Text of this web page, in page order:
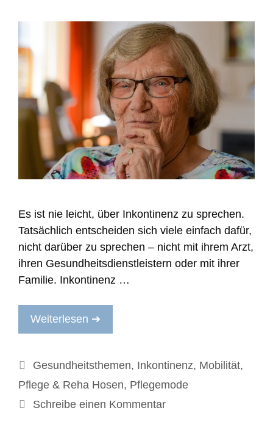
Es ist nie leicht, über Inkontinenz zu sprechen.
Tatsächlich entscheiden sich viele einfach dafür,
nicht darüber zu sprechen – nicht mit ihrem Arzt,
ihren Gesundheitsdienstleistern oder mit ihrer
Familie. Inkontinenz …
Weiterlesen ➔
Kategorien
Gesundheitsthemen, Inkontinenz, Mobilität,
Pflege & Reha Hosen, Pflegemode
Schreibe einen Kommentar